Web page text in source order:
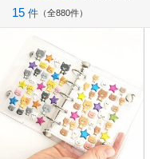
15 件 全880件